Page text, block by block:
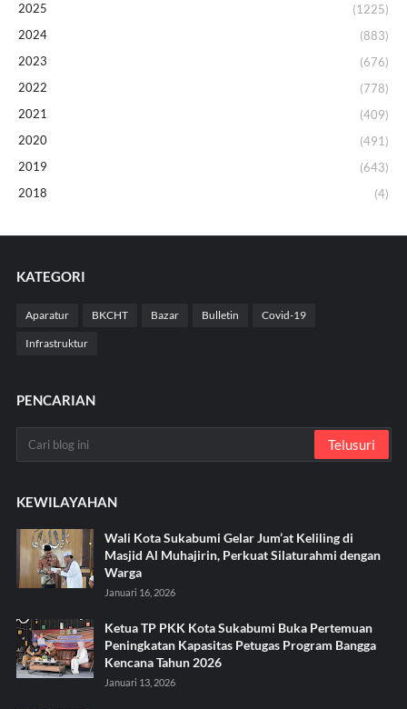
2025
(1225)
2024
(883)
2023
(676)
2022
(778)
2021
(409)
2020
(491)
2019
(643)
2018
(4)
KATEGORI
Aparatur BKCHT Bazar Bulletin Covid-19
Infrastruktur
PENCARIAN
KEWILAYAHAN
Wali Kota Sukabumi Gelar Jum’at Keliling di
Masjid Al Muhajirin, Perkuat Silaturahmi dengan
Warga
Januari 16, 2026
Ketua TP PKK Kota Sukabumi Buka Pertemuan
Peningkatan Kapasitas Petugas Program Bangga
Kencana Tahun 2026
Januari 13, 2026